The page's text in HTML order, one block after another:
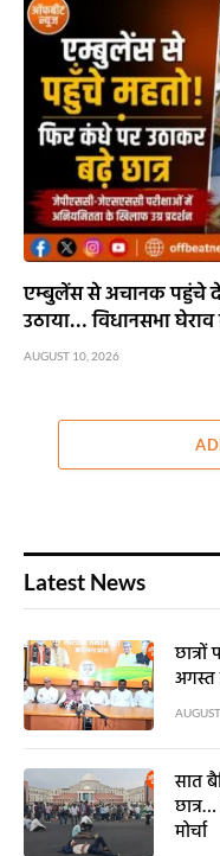
एम्बुलेंस से अचानक पहुंचे
उठाया… विधानसभा
AUGUST 10, 2026
Latest News
अगस्त
सात
मोर्चा